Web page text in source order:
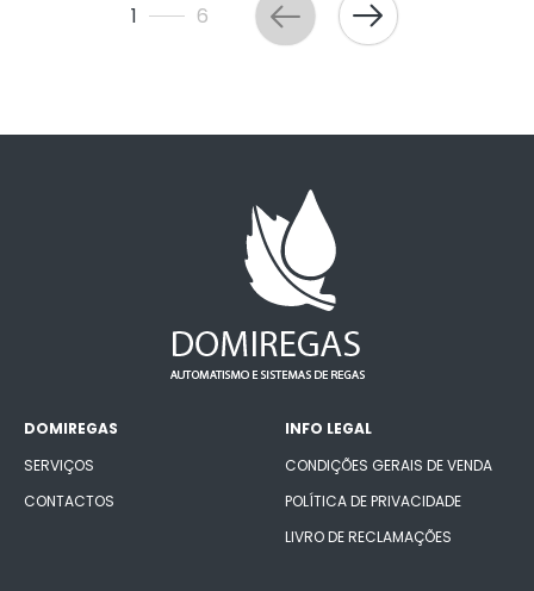
1 6
DOMIREGAS
SERVIÇOS
CONTACTOS
INFO LEGAL
CONDIÇÕES GERAIS DE VENDA
POLÍTICA DE PRIVACIDADE
LIVRO DE RECLAMAÇÕES